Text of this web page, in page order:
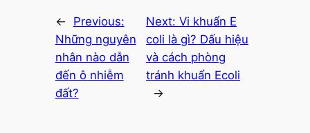
←
Previous:
Những nguyên
nhân nào dẫn
đến ô nhiễm
đất?
Next:Vi khuẩn E
coli là gì? Dấu hiệu
và cách phòng
tránh khuẩn Ecoli
→